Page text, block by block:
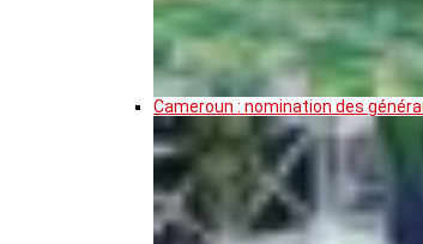
Cameroun : nomination des